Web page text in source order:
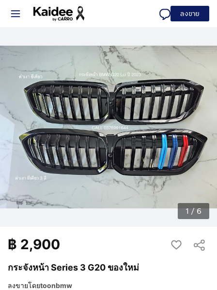
ลงขาย
1/ 6
กระจังหน้า Series 3 G20 ของใหม่
฿ 2,900
ลงขายโดยtoonbmw